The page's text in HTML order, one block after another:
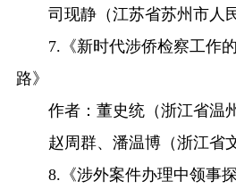
司现静（江苏省苏州市人民
7.《新时代涉侨检察工作的
路》
作者：董史统（浙江省温州
赵周群、潘温博（浙江省文
8.《涉外案件办理中领事探